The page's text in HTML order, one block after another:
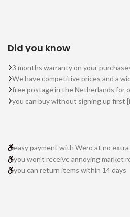
Did you know
3 months warranty on your
We have competitive prices and a
free postage in the Netherlands for
you can buy without signing up first
easy payment with Wero at no
you won't receive annoying market
you can return items within 14 days